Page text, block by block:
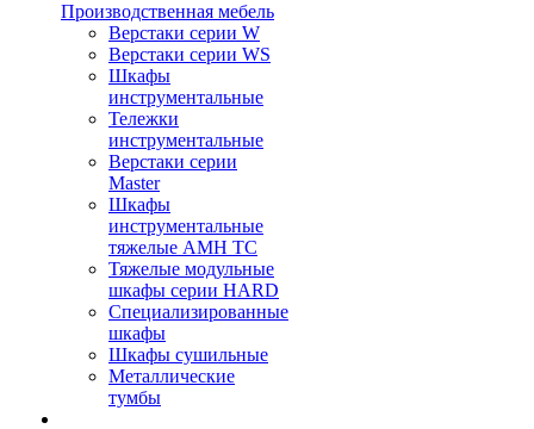
Производственная мебель
Верстаки серии W
Верстаки серии WS
Шкафы
инструментальные
Тележки
инструментальные
Верстаки серии
Master
Шкафы
инструментальные
тяжелые AMH TC
Тяжелые модульные
шкафы серии HARD
Cпециализированные
шкафы
Шкафы сушильные
Металлические
тумбы